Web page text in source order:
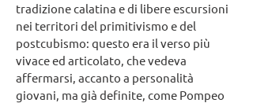
tradizione calatina e di libere escursioni
nei territori del primitivismo e del
postcubismo: questo era il verso più
vivace ed articolato, che vedeva
affermarsi, accanto a personalità
giovani, ma già definite, come Pompeo